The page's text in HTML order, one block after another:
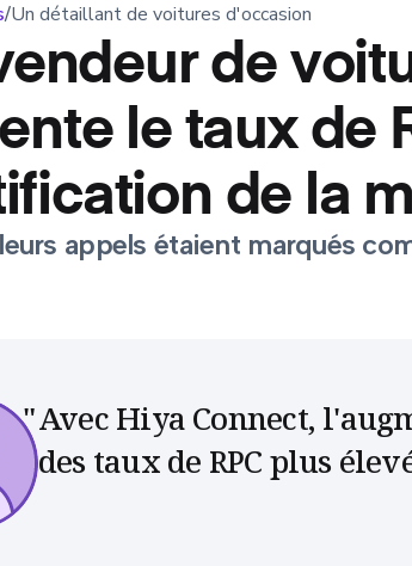
/Un détaillant de voitures d'occasion
de
le taux de
de la
appels étaient marqués
Avec Hiya Connect,
des taux de RPC plus